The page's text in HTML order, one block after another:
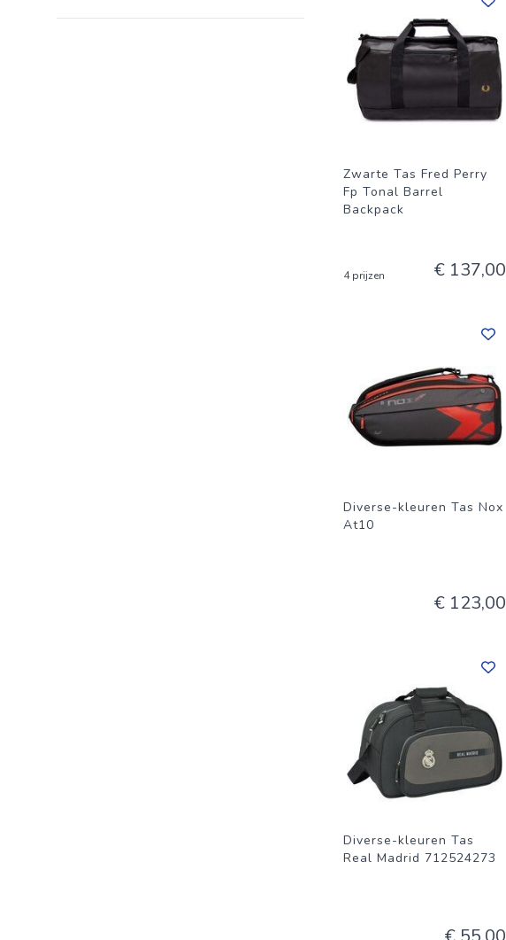
Zwarte Tas Fred Perry
Fp Tonal Barrel
Backpack
4 prijzen € 137,00
Diverse-kleuren Tas Nox
At10
€ 123,00
Diverse-kleuren Tas
Real Madrid 712524273